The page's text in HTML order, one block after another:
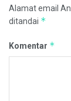
Alamat email
ditandai *
Komentar *